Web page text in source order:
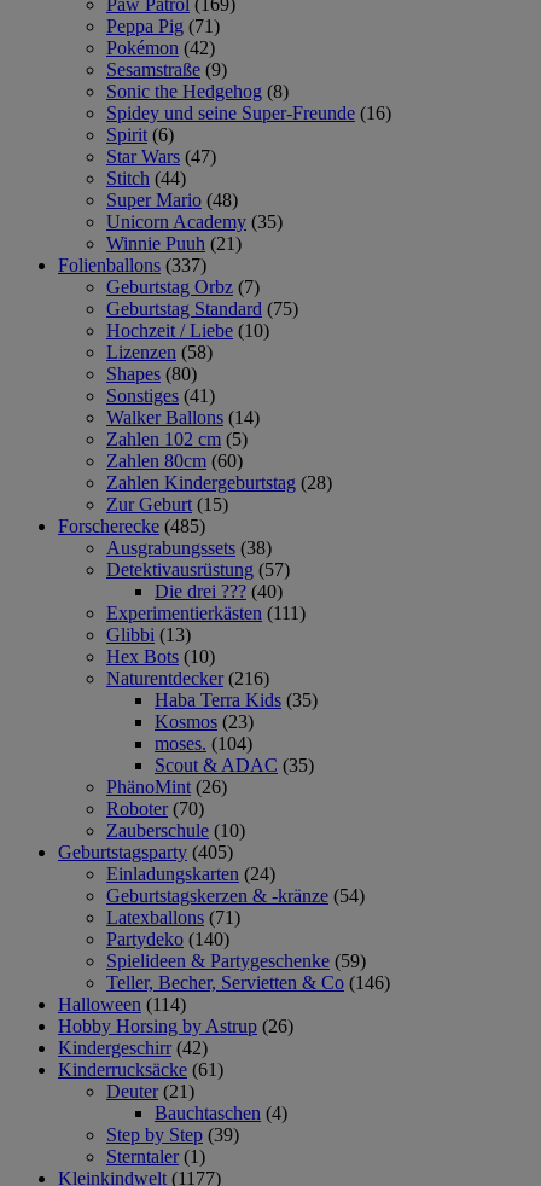
Peppa Pig (71)
Pokémon (42)
Sesamstraße (9)
Sonic the Hedgehog (8)
Spidey und seine Super-Freunde (16)
Spirit (6)
Star Wars (47)
Stitch (44)
Super Mario (48)
Unicorn Academy (35)
Winnie Puuh (21)
Folienballons (337)
Geburtstag Orbz (7)
Geburtstag Standard (75)
Hochzeit / Liebe (10)
Lizenzen (58)
Shapes (80)
Sonstiges (41)
Walker Ballons (14)
Zahlen 102 cm (5)
Zahlen 80cm (60)
Zahlen Kindergeburtstag (28)
Zur Geburt (15)
Forscherecke (485)
Ausgrabungssets (38)
Detektivausrüstung (57)
Die drei ??? (40)
Experimentierkästen (111)
Glibbi (13)
Hex Bots (10)
Naturentdecker (216)
Haba Terra Kids (35)
Kosmos (23)
moses. (104)
Scout & ADAC (35)
PhänoMint (26)
Roboter (70)
Zauberschule (10)
Geburtstagsparty (405)
Einladungskarten (24)
Geburtstagskerzen & -kränze (54)
Latexballons (71)
Partydeko (140)
Spielideen & Partygeschenke (59)
Teller, Becher, Servietten & Co (146)
Halloween (114)
Hobby Horsing by Astrup (26)
Kindergeschirr (42)
Kinderrucksäcke (61)
Deuter (21)
Bauchtaschen (4)
Step by Step (39)
Sterntaler (1)
Kleinkindwelt (1177)